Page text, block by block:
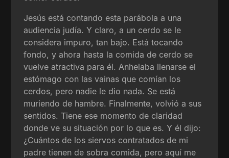
Jesús está contando esta parábola a una
audiencia judía. Y claro, a un cerdo se le
considera impuro, tan bajo. Está tocando
fondo, y ahora hasta la comida de cerdo se
vuelve atractiva para él. Anhelaba llenarse el
estómago con las vainas que comían los
cerdos, pero nadie le dio nada. Se está
muriendo de hambre. Finalmente, volvió a sus
sentidos. Tiene ese momento de claridad
donde ve su situación por lo que es. Y él dijo:
¿Cuántos de los siervos contratados de mi
padre tienen de sobra comida, pero aquí me